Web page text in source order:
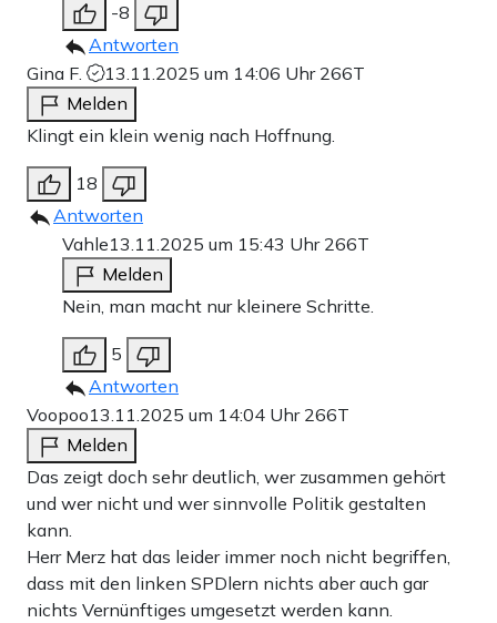
-8
Antworten
Gina F.
13.11.2025 um 14:06 Uhr 266T
Melden
Klingt ein klein wenig nach Hoffnung.
18
Antworten
Vahle13.11.2025 um 15:43 Uhr 266T
Melden
Nein, man macht nur kleinere Schritte.
5
Antworten
Voopoo13.11.2025 um 14:04 Uhr 266T
Melden
Das zeigt doch sehr deutlich, wer zusammen gehört
und wer nicht und wer sinnvolle Politik gestalten
kann.
Herr Merz hat das leider immer noch nicht begriffen,
dass mit den linken SPDlern nichts aber auch gar
nichts Vernünftiges umgesetzt werden kann.